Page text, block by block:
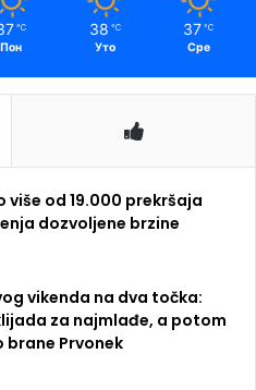
℃
Пон
38 ℃
Уто
37 ℃
Сре
više od 19.000 prekršaja
dozvoljene brzine
vikenda na dva točka:
za najmlađe, a potom
brane Prvonek